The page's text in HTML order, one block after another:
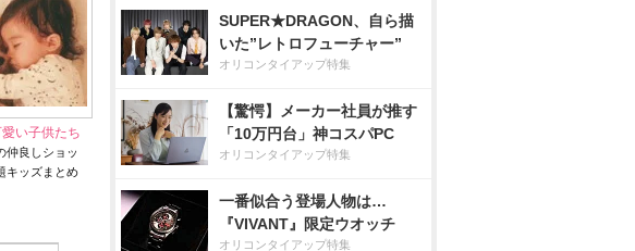
い子供たち
仲良しショッ
キッズまとめ
SUPER★DRAGON、自ら描
いた”レトロフューチャー”
オリコンタイアップ特集
【驚愕】メーカー社員が推す
「10万円台」神コスパPC
オリコンタイアップ特集
一番似合う登場人物は…
『VIVANT』限定ウオッチ
オリコンタイアップ特集